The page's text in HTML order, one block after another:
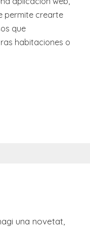
permite crearte
que
habitaciones o
una novetat,